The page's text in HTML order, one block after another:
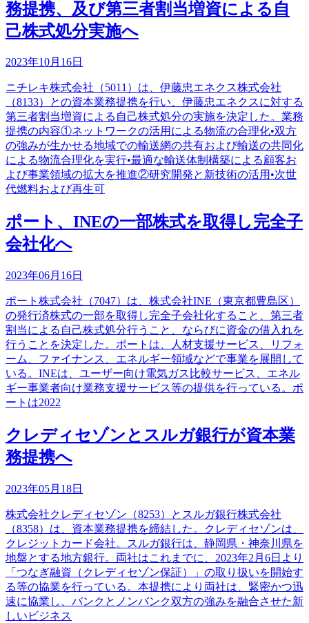
務提携、及び第三者割当増資による自
己株式処分実施へ
2023年10月16日
ニチレキ株式会社（5011）は、伊藤忠エネクス株式会社
（8133）との資本業務提携を行い、伊藤忠エネクスに対する
第三者割当増資による自己株式処分の実施を決定した。業務
提携の内容①ネットワークの活用による物流の合理化•双方
の強みが生かせる地域での輸送網の共有および輸送の共同化
による物流合理化を実行•最適な輸送体制構築による顧客お
よび事業領域の拡大を推進②研究開発と新技術の活用•次世
代燃料および再生可
ポート、INEの一部株式を取得し完全子
会社化へ
2023年06月16日
ポート株式会社（7047）は、株式会社INE（東京都豊島区）
の発行済株式の一部を取得し完全子会社化すること、第三者
割当による自己株式処分行うこと、ならびに資金の借入れを
行うことを決定した。ポートは、人材支援サービス、リフォ
ーム、ファイナンス、エネルギー領域などで事業を展開して
いる。INEは、ユーザー向け電気ガス比較サービス、エネル
ギー事業者向け業務支援サービス等の提供を行っている。ポ
ートは2022
クレディセゾンとスルガ銀行が資本業
務提携へ
2023年05月18日
株式会社クレディセゾン（8253）とスルガ銀行株式会社
（8358）は、資本業務提携を締結した。クレディセゾンは、
クレジットカード会社。スルガ銀行は、静岡県・神奈川県を
地盤とする地方銀行。両社はこれまでに、2023年2月6日より
「つなぎ融資（クレディセゾン保証）」の取り扱いを開始す
る等の協業を行っている。本提携により両社は、緊密かつ迅
速に協業し、バンクとノンバンク双方の強みを融合させた新
しいビジネス